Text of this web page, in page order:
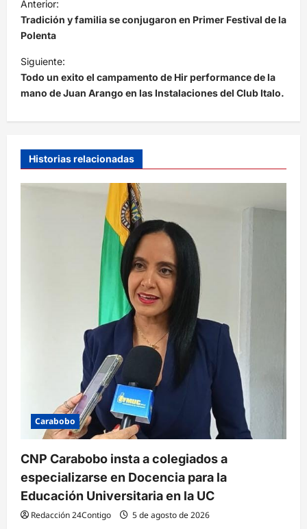
a
v
e
g
a
c
ó
n
Anterior:
Tradición y familia se conjugaron en Primer Festival de la
Polenta
Siguiente:
Todo un exito el campamento de Hir performance de la
mano de Juan Arango en las Instalaciones del Club Italo.
Historias relacionadas
Carabobo
CNP Carabobo insta a colegiados a
especializarse en Docencia para la
Educación Universitaria en la UC
Redacción 24Contigo 5 de agosto de 2026